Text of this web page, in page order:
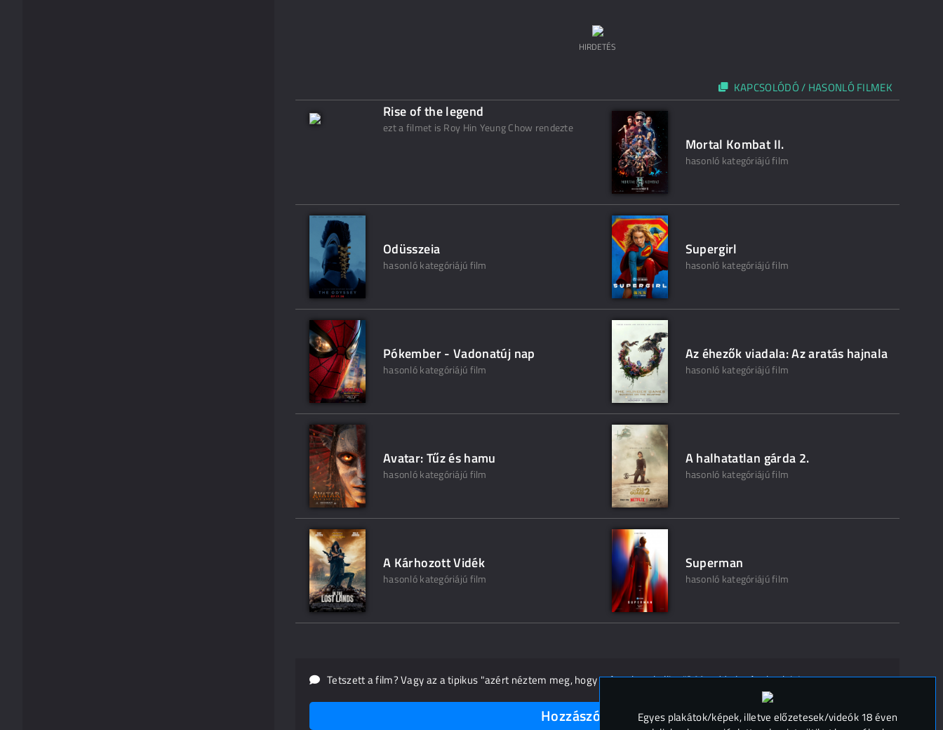
HIRDETÉS
KAPCSOLÓDÓ / HASONLÓ FILMEK
Rise of the legend
ezt a filmet is Roy Hin Yeung Chow rendezte
Mortal Kombat II.
hasonló kategóriájú film
Odüsszeia
hasonló kategóriájú film
Supergirl
hasonló kategóriájú film
Pókember - Vadonatúj nap
hasonló kategóriájú film
Az éhezők viadala: Az aratás hajnala
hasonló kategóriájú film
Avatar: Tűz és hamu
hasonló kategóriájú film
A halhatatlan gárda 2.
hasonló kategóriájú film
A Kárhozott Vidék
hasonló kategóriájú film
Superman
hasonló kategóriájú film
Tetszett a film? Vagy az a tipikus "azért néztem meg, hogy másnak ne kelljen"? Mondd el másoknak is!
Hozzászólások (0)
Egyes plakátok/képek, illetve előzetesek/videók 18 éven